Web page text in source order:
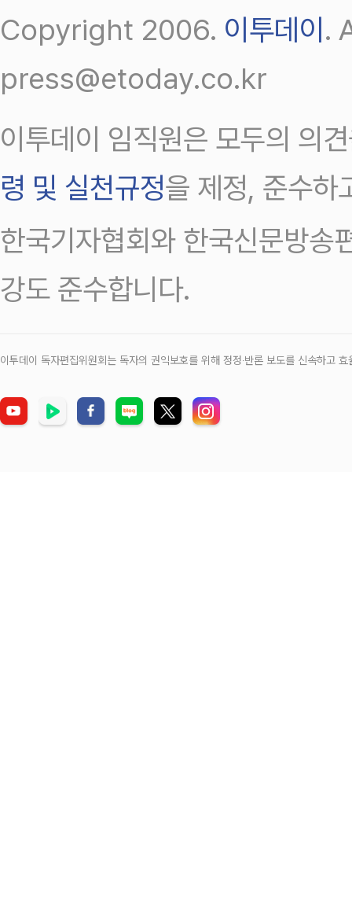
Copyright 2006. 이투데이.
press@etoday.co.kr
이투데이 임직원은 모두의 의
령 및 실천규정을 제정, 준수하
한국기자협회와 한국신문방송
강도 준수합니다.
이투데이 독자편집위원회는 독자의 권익보호를 위해 정정‧반론 보도를 신속하고